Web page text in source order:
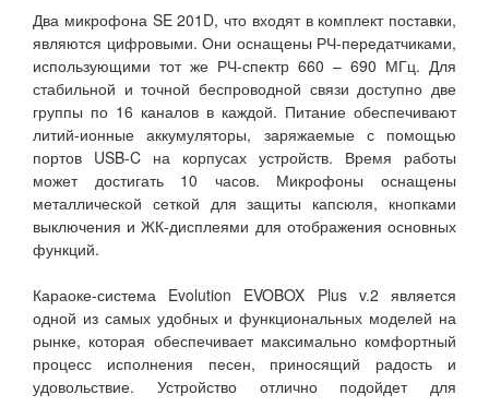
Два микрофона SE 201D, что входят в комплект поставки,
являются цифровыми. Они оснащены РЧ-передатчиками,
использующими тот же РЧ-спектр 660 – 690 МГц. Для
стабильной и точной беспроводной связи доступно две
группы по 16 каналов в каждой. Питание обеспечивают
литий-ионные аккумуляторы, заряжаемые с помощью
портов USB-C на корпусах устройств. Время работы
может достигать 10 часов. Микрофоны оснащены
металлической сеткой для защиты капсюля, кнопками
выключения и ЖК-дисплеями для отображения основных
функций.
Караоке-система Evolution EVOBOX Plus v.2 является
одной из самых удобных и функциональных моделей на
рынке, которая обеспечивает максимально комфортный
процесс исполнения песен, приносящий радость и
удовольствие. Устройство отлично подойдет для